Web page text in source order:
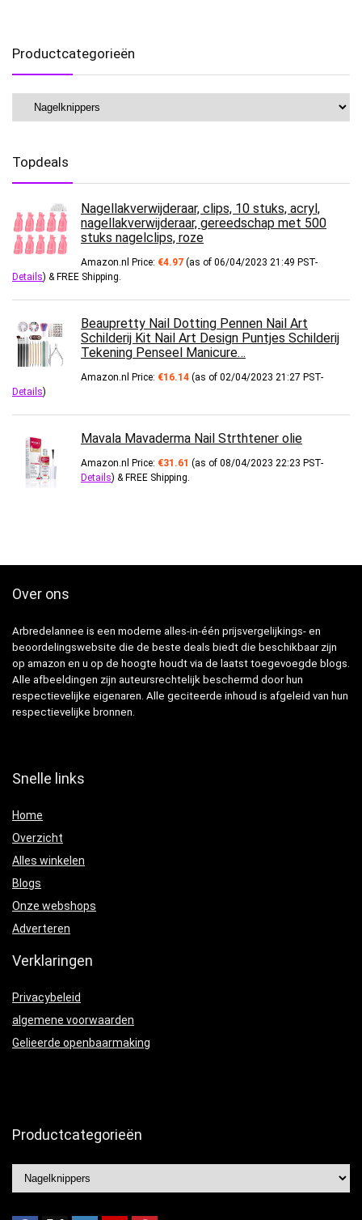
Productcategorieën
Topdeals
Nagellakverwijderaar, clips, 10 stuks, acryl,
nagellakverwijderaar, gereedschap met 500
stuks nagelclips, roze
Amazon.nl Price: €4.97 (as of 06/04/2023 21:49 PST-
Details) & FREE Shipping.
Beaupretty Nail Dotting Pennen Nail Art
Schilderij Kit Nail Art Design Puntjes Schilderij
Tekening Penseel Manicure…
Amazon.nl Price: €16.14 (as of 02/04/2023 21:27 PST-
Details)
Mavala Mavaderma Nail Strthtener olie
Amazon.nl Price: €31.61 (as of 08/04/2023 22:23 PST-
Details) & FREE Shipping.
Over ons
Arbredelannee is een moderne alles-in-één prijsvergelijkings- en
beoordelingswebsite die de beste deals biedt die beschikbaar zijn
op amazon en u op de hoogte houdt via de laatst toegevoegde blogs.
Alle afbeeldingen zijn auteursrechtelijk beschermd door hun
respectievelijke eigenaren. Alle geciteerde inhoud is afgeleid van hun
respectievelijke bronnen.
Snelle links
Home
Overzicht
Alles winkelen
Blogs
Onze webshops
Adverteren
Verklaringen
Privacybeleid
algemene voorwaarden
Gelieerde openbaarmaking
Productcategorieën